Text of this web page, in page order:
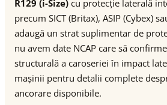
R129 (i-Size) cu protecție laterală
precum SICT (Britax), ASIP (Cybex)
adaugă un strat suplimentar de
nu avem date NCAP care să
structurală a caroseriei în impact
mașinii pentru detalii complete
ancorare disponibile.